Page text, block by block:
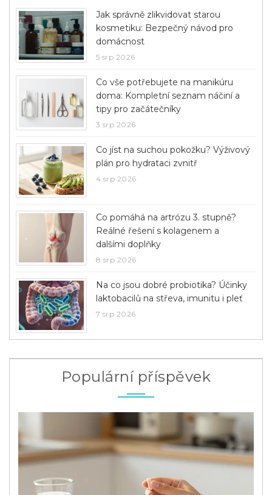
Jak správně zlikvidovat starou
kosmetiku: Bezpečný návod pro
domácnost
5 srp 2026
Co vše potřebujete na manikúru
doma: Kompletní seznam náčiní a
tipy pro začátečníky
3 srp 2026
Co jíst na suchou pokožku? Výživový
plán pro hydrataci zvnitř
4 srp 2026
Co pomáhá na artrózu 3. stupně?
Reálné řešení s kolagenem a
dalšími doplňky
8 srp 2026
Na co jsou dobré probiotika? Účinky
laktobacilů na střeva, imunitu i pleť
7 srp 2026
Populární příspěvek